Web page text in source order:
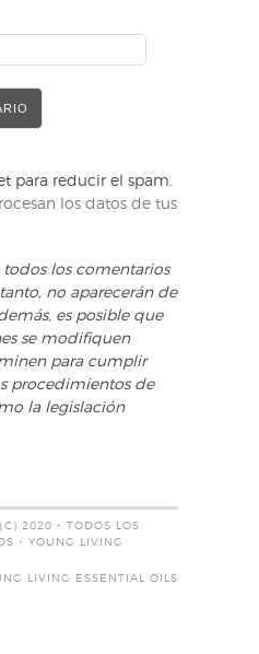
para reducir el spam.
los datos de tus
todos los comentarios
no aparecerán de
es posible que
se modifiquen
para cumplir
procedimientos de
la legislación
2020 - TODOS LOS
- YOUNG LIVING
LIVING ESSENTIAL OILS